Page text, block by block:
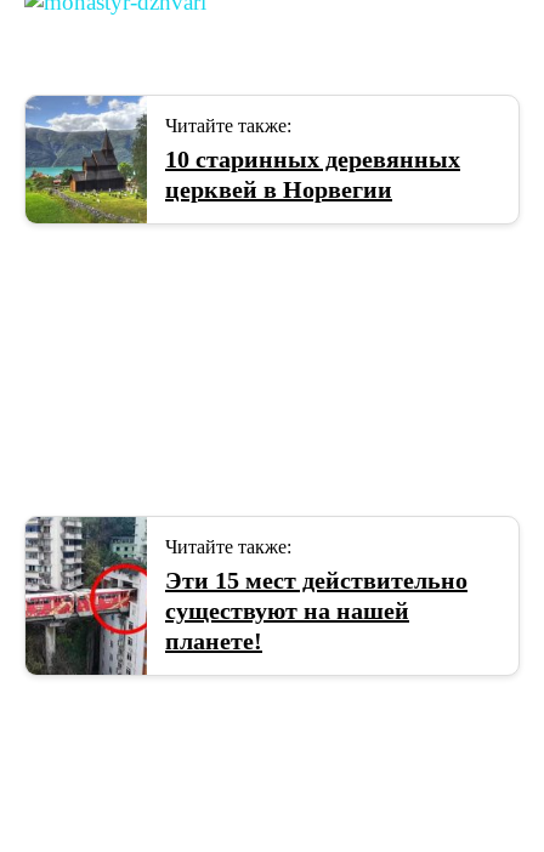
Читайте также:
10 старинных деревянных
церквей в Норвегии
Читайте также:
Эти 15 мест действительно
существуют на нашей
планете!